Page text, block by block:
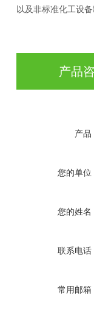
以及非标准化工设
产品
产品
您的单位
您的姓名
联系电话
常用邮箱